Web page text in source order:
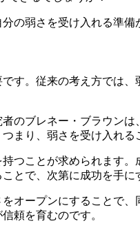
の弱さを受け入れる準
す。従来の考え方では
のブレネー・ブラウン
まり、弱さを受け入れる
つことが求められます
とで、次第に成功を手
オープンにすることで
頼を育むのです。